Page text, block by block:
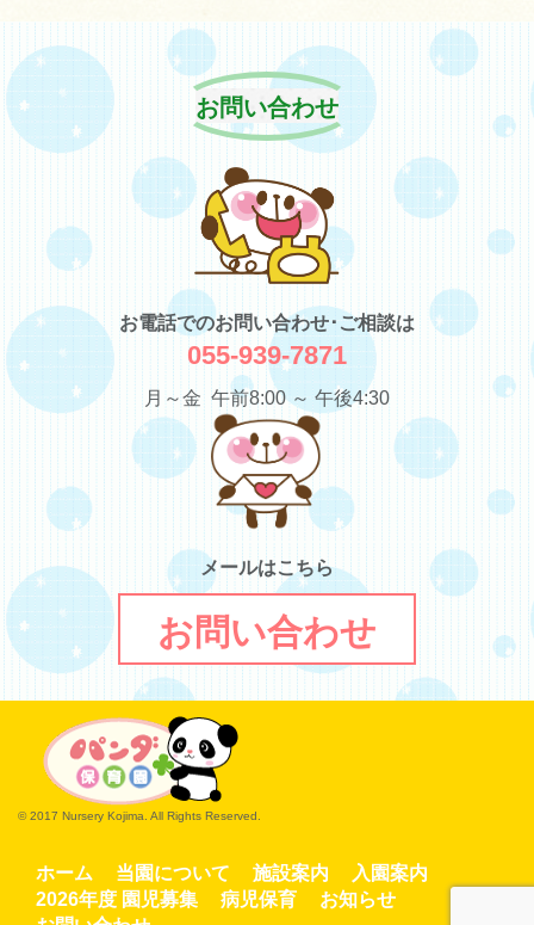
お問い合わせ
お電話でのお問い合わせ･ご相談は
055-939-7871
月～金 午前8:00 ～ 午後4:30
メールはこちら
お問い合わせ
© 2017 Nursery Kojima. All Rights Reserved.
ホーム 当園について 施設案内
入園案内
2026年度 園児募集
病児保育
お知らせ